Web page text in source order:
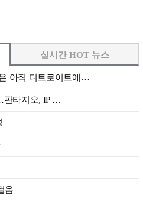
아직 디트로이트에…
판타지오, IP …
음
실시간 HOT 뉴스